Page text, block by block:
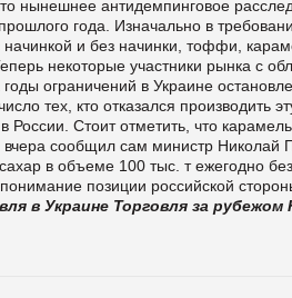
нынешнее антидемпинговое
года. Изначально в
и без начинки, тоффи,
некоторые участники рынка с
ограничений в Украине
тех, кто отказался производить
России. Стоит отметить, что
сообщил сам министр Николай
в объеме 100 тыс. т ежегодно
позиции российской
в Украине Торговля за рубежом